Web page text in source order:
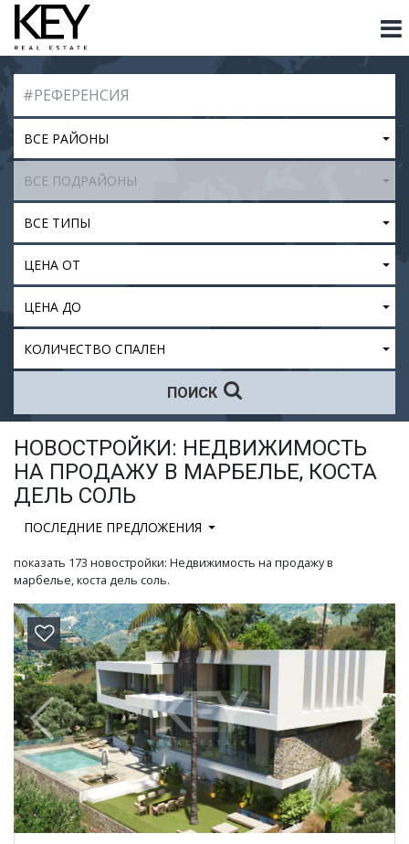
ВСЕ РАЙОНЫ
ВСЕ ПОДРАЙОНЫ
ВСЕ ТИПЫ
ЦЕНА ОТ
ЦЕНА ДО
КОЛИЧЕСТВО СПАЛЕН
ПОИСК
НОВОСТРОЙКИ: НЕДВИЖИМОСТЬ
НА ПРОДАЖУ В МАРБЕЛЬE, КОСТА
ДЕЛЬ СОЛЬ
ПОСЛЕДНИЕ ПРЕДЛОЖЕНИЯ
показать 173 новостройки: Недвижимость на продажу в
марбельe, коста дель соль.
Previous Next